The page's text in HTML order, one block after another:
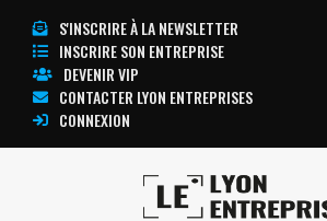
S'INSCRIRE À LA NEWSLETTER
INSCRIRE SON ENTREPRISE
DEVENIR VIP
CONTACTER LYON ENTREPRISES
CONNEXION